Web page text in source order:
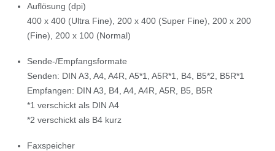
Auflösung (dpi)
400 x 400 (Ultra Fine), 200 x 400 (Super Fine), 200 x 200
(Fine), 200 x 100 (Normal)
Sende-/Empfangsformate
Senden: DIN A3, A4, A4R, A5*1, A5R*1, B4, B5*2, B5R*1
Empfangen: DIN A3, B4, A4, A4R, A5R, B5, B5R
*1 verschickt als DIN A4
*2 verschickt als B4 kurz
Faxspeicher